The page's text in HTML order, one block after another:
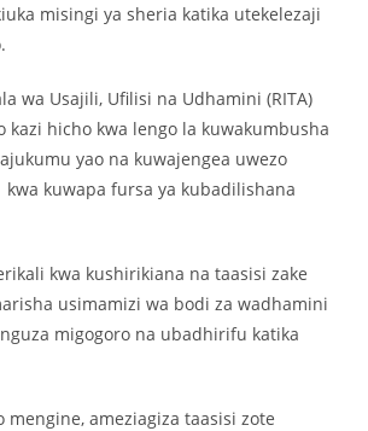
misingi ya sheria katika utekelezaji
wa Usajili, Ufilisi na Udhamini (RITA)
kazi hicho kwa lengo la kuwakumbusha
yao na kuwajengea uwezo
kuwapa fursa ya kubadilishana
kwa kushirikiana na taasisi zake
usimamizi wa bodi za wadhamini
migogoro na ubadhirifu katika
mengine, ameziagiza taasisi zote